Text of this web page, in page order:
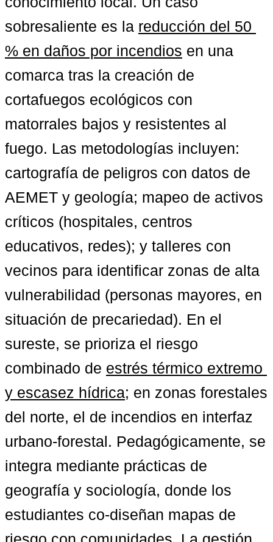
sobresaliente es la reducción del 50
% en daños por incendios en una
comarca tras la creación de
cortafuegos ecológicos con
matorrales bajos y resistentes al
fuego. Las metodologías incluyen:
cartografía de peligros con datos de
AEMET y geología; mapeo de activos
críticos (hospitales, centros
educativos, redes); y talleres con
vecinos para identificar zonas de alta
vulnerabilidad (personas mayores, en
situación de precariedad). En el
sureste, se prioriza el riesgo
combinado de estrés térmico extremo
y escasez hídrica; en zonas forestales
del norte, el de incendios en interfaz
urbano-forestal. Pedagógicamente, se
integra mediante prácticas de
geografía y sociología, donde los
estudiantes co-diseñan mapas de